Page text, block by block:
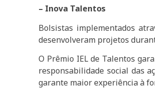
– Inova Talentos
Bolsistas implementados
desenvolveram projetos
O Prêmio IEL de Talentos
responsabilidade social das
garante maior experiência à